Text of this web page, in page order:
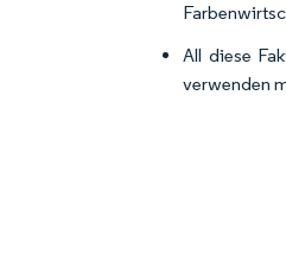
All diese
verwenden